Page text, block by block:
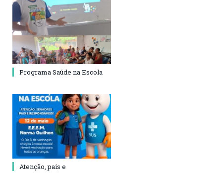
Programa Saúde na Escola
Atenção, pais e